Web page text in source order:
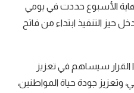
الأسبوع حددت في يومي
حيز التنفيذ ابتداء من فاتح
سيساهم في تعزيز
وتعزيز جودة حياة المواطنين،